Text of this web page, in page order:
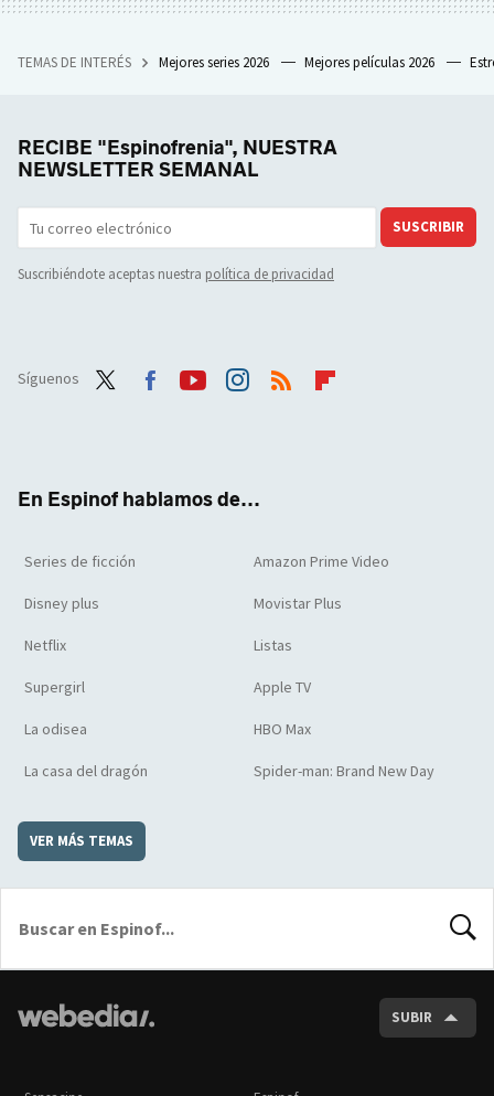
TEMAS DE INTERÉS Mejores series 2026 Mejores películas 2026
RECIBE "Espinofrenia", NUESTRA
NEWSLETTER SEMANAL
SUSCRIBIR
Suscribiéndote aceptas nuestra política de privacidad
Síguenos
En Espinof hablamos de...
Series de ficción Amazon Prime Video
Disney plus Movistar Plus
Netflix Listas
Supergirl Apple TV
La odisea HBO Max
La casa del dragón Spider-man: Brand New Day
VER MÁS TEMAS
SUBIR